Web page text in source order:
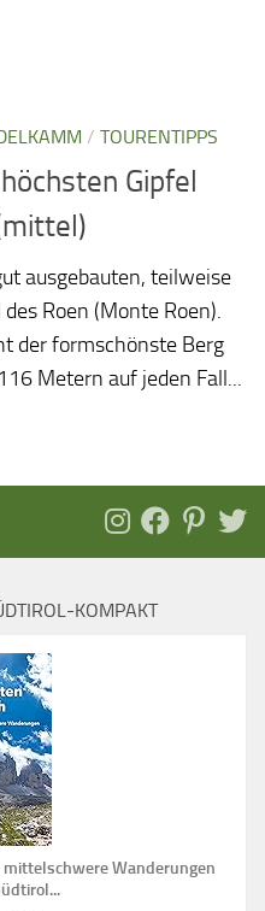
/ TOURENTIPPS
Gipfel
ausgebauten, teilweise
Roen (Monte Roen).
der formschönste Berg
Metern auf jeden Fall...
KOMPAKT
Wanderungen